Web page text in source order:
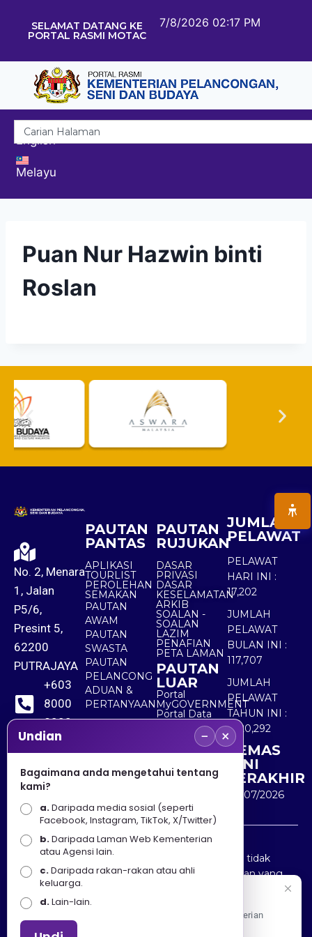
SELAMAT DATANG KE
PORTAL RASMI MOTAC
7/8/2026 02:17 PM
English
Melayu
Puan Nur Hazwin binti
Roslan
No. 2, Menara
1, Jalan
P5/6,
Presint 5,
62200
PUTRAJAYA
+603
8000
8000
+603
8891
7100
PAUTAN
PANTAS
APLIKASI
TOURLIST
PEROLEHAN
SEMAKAN
PAUTAN
AWAM
PAUTAN
SWASTA
PAUTAN
PELANCONG
ADUAN &
PERTANYAAN
PAUTAN
RUJUKAN
DASAR
PRIVASI
DASAR
KESELAMATAN
ARKIB
SOALAN -
SOALAN
LAZIM
PENAFIAN
PETA LAMAN
PAUTAN
LUAR
Portal
MyGOVERNMENT
Portal Data
Terbuka
Sektor Awam
JUMLAH
PELAWAT
PELAWAT
HARI INI :
17,202
JUMLAH
PELAWAT
BULAN INI :
117,707
JUMLAH
PELAWAT
TAHUN INI :
5,520,292
KEMAS
KINI
TERAKHIR
30/07/2026
Penafian : Kerajaan Malaysia dan Kementerian
Pelancongan Seni dan Budaya (MOTAC) adalah tidak
bertanggungjawab atas kehilangan atau kerugian yang
disebabkan oleh penggunaan mana-mana maklumat
yang diperolehi dari portal ini.
Undian − ×
Bagaimana anda mengetahui tentang
kami?
a.Daripada media sosial (seperti
Facebook, Instagram, TikTok, X/Twitter)
b.Daripada Laman Web Kementerian
atau Agensi lain.
c.Daripada rakan-rakan atau ahli
keluarga.
d.Lain-lain.
Apa Khabar! Selamat datang ke Portal Rasmi Kementerian
Pelancongan, Seni dan Budaya